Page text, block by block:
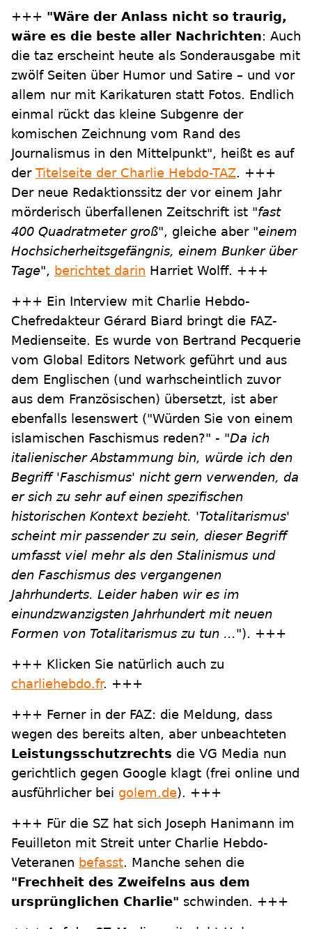
+++ "Wäre der Anlass nicht so traurig,
wäre es die beste aller Nachrichten: Auch
die taz erscheint heute als Sonderausgabe mit
zwölf Seiten über Humor und Satire – und vor
allem nur mit Karikaturen statt Fotos. Endlich
einmal rückt das kleine Subgenre der
komischen Zeichnung vom Rand des
Journalismus in den Mittelpunkt", heißt es auf
der Titelseite der Charlie Hebdo-TAZ. +++
Der neue Redaktionssitz der vor einem Jahr
mörderisch überfallenen Zeitschrift ist "fast
400 Quadratmeter groß", gleiche aber "einem
Hochsicherheitsgefängnis, einem Bunker über
Tage", berichtet darin Harriet Wolff. +++
+++ Ein Interview mit Charlie Hebdo-
Chefredakteur Gérard Biard bringt die FAZ-
Medienseite. Es wurde von Bertrand Pecquerie
vom Global Editors Network geführt und aus
dem Englischen (und warhscheintlich zuvor
aus dem Französischen) übersetzt, ist aber
ebenfalls lesenswert ("Würden Sie von einem
islamischen Faschismus reden?" - "Da ich
italienischer Abstammung bin, würde ich den
Begriff 'Faschismus' nicht gern verwenden, da
er sich zu sehr auf einen spezifischen
historischen Kontext bezieht. 'Totalitarismus'
scheint mir passender zu sein, dieser Begriff
umfasst viel mehr als den Stalinismus und
den Faschismus des vergangenen
Jahrhunderts. Leider haben wir es im
einundzwanzigsten Jahrhundert mit neuen
Formen von Totalitarismus zu tun ..."). +++
+++ Klicken Sie natürlich auch zu
charliehebdo.fr. +++
+++ Ferner in der FAZ: die Meldung, dass
wegen des bereits alten, aber unbeachteten
Leistungsschutzrechts die VG Media nun
gerichtlich gegen Google klagt (frei online und
ausführlicher bei golem.de). +++
+++ Für die SZ hat sich Joseph Hanimann im
Feuilleton mit Streit unter Charlie Hebdo-
Veteranen befasst. Manche sehen die
"Frechheit des Zweifelns aus dem
ursprünglichen Charlie" schwinden. +++